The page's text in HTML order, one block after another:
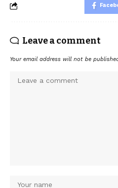
Leave a comment
Your email address will not be